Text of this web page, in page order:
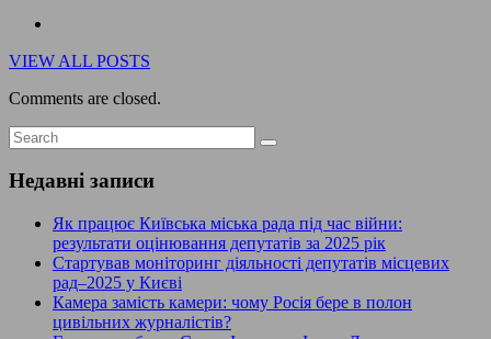
VIEW ALL POSTS
Comments are closed.
Недавні записи
Як працює Київська міська рада під час війни:
результати оцінювання депутатів за 2025 рік
Стартував моніторинг діяльності депутатів місцевих
рад–2025 у Києві
Камера замість камери: чому Росія бере в полон
цивільних журналістів?